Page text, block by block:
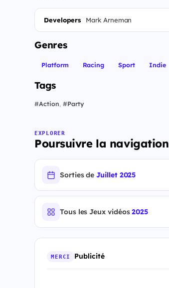
Developers Mark Arneman
Genres
Platform Racing Sport Indie
Tags
#Action, #Party
EXPLORER
Poursuivre la navigation
Sorties deJuillet 2025
Tous les Jeux vidéos2025
MERCI Publicité